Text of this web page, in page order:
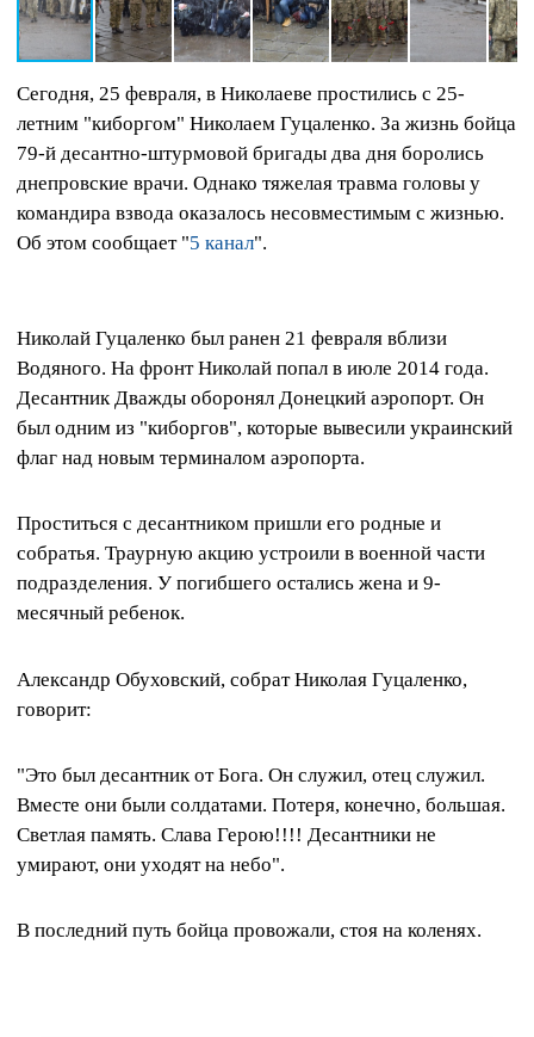
Сегодня, 25 февраля, в Николаеве простились с 25-
летним "киборгом" Николаем Гуцаленко. За жизнь бойца
79-й десантно-штурмовой бригады два дня боролись
днепровские врачи. Однако тяжелая травма головы у
командира взвода оказалось несовместимым с жизнью.
Об этом сообщает "5 канал".
Николай Гуцаленко был ранен 21 февраля вблизи
Водяного. На фронт Николай попал в июле 2014 года.
Десантник Дважды оборонял Донецкий аэропорт. Он
был одним из "киборгов", которые вывесили украинский
флаг над новым терминалом аэропорта.
Проститься с десантником пришли его родные и
собратья. Траурную акцию устроили в военной части
подразделения. У погибшего остались жена и 9-
месячный ребенок.
Александр Обуховский, собрат Николая Гуцаленко,
говорит:
"Это был десантник от Бога. Он служил, отец служил.
Вместе они были солдатами. Потеря, конечно, большая.
Светлая память. Слава Герою!!!! Десантники не
умирают, они уходят на небо".
В последний путь бойца провожали, стоя на коленях.